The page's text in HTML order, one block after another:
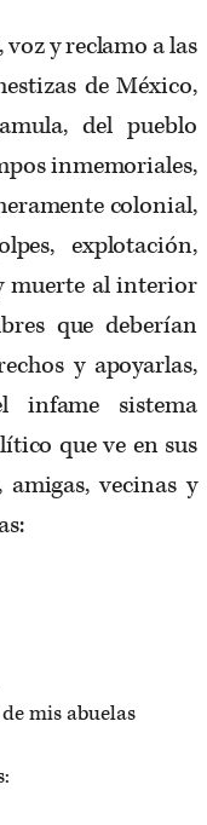
y reclamo a las
de México,
del pueblo
inmemoriales,
colonial,
explotación,
muerte al interior
que deberían
y apoyarlas,
infame sistema
que ve en sus
amigas, vecinas y
mis abuelas